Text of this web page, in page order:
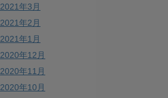
2021年3月
2021年2月
2021年1月
2020年12月
2020年11月
2020年10月